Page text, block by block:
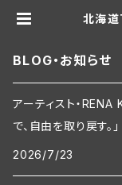
北海道
BLOG・お知らせ
アーティスト・
で、自由を取り戻す。」
2026/7/23